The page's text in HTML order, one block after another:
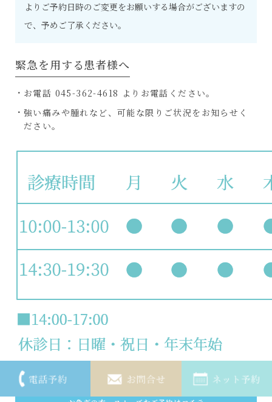
よりご予約日時のご変更をお願いする場合がございますの
で、予めご了承ください。
緊急を用する患者様へ
お電話 045-362-4618 よりお電話ください。
強い痛みや腫れなど、可能な限りご状況をお知らせく
ださい。